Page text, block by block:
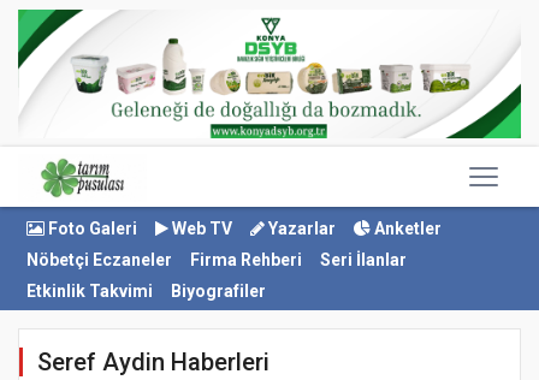
Foto Galeri Web TV Yazarlar
Anketler
Nöbetçi Eczaneler
Firma Rehberi
Seri İlanlar
Etkinlik Takvimi
Biyografiler
Seref Aydin Haberleri